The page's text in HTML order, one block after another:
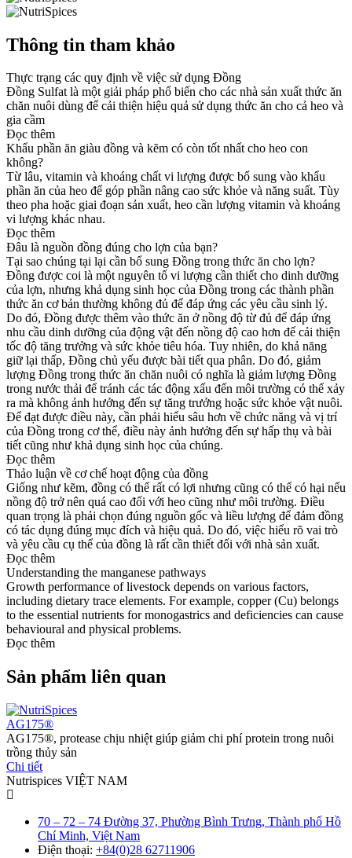
Thông tin tham khảo
Thực trạng các quy định về việc sử dụng Đồng
Đồng Sulfat là một giải pháp phổ biến cho các nhà sản xuất thức ăn
chăn nuôi dùng để cải thiện hiệu quả sử dụng thức ăn cho cả heo và
gia cầm
Đọc thêm
Khẩu phần ăn giàu đồng và kẽm có còn tốt nhất cho heo con
không?
Từ lâu, vitamin và khoáng chất vi lượng được bổ sung vào khẩu
phần ăn của heo để góp phần nâng cao sức khỏe và năng suất. Tùy
theo pha hoặc giai đoạn sản xuất, heo cần lượng vitamin và khoáng
vi lượng khác nhau.
Đọc thêm
Đâu là nguồn đồng đúng cho lợn của bạn?
Tại sao chúng tại lại cần bổ sung Đồng trong thức ăn cho lợn?
Đồng được coi là một nguyên tố vi lượng cần thiết cho dinh dưỡng
của lợn, nhưng khả dụng sinh học của Đồng trong các thành phần
thức ăn cơ bản thường không đủ để đáp ứng các yêu cầu sinh lý.
Do đó, Đồng được thêm vào thức ăn ở nồng độ từ đủ để đáp ứng
nhu cầu dinh dưỡng của động vật đến nồng độ cao hơn để cải thiện
tốc độ tăng trưởng và sức khỏe tiêu hóa. Tuy nhiên, do khả năng
giữ lại thấp, Đồng chủ yếu được bài tiết qua phân. Do đó, giảm
lượng Đồng trong thức ăn chăn nuôi có nghĩa là giảm lượng Đồng
trong nước thải để tránh các tác động xấu đến môi trường có thể xảy
ra mà không ảnh hưởng đến sự tăng trưởng hoặc sức khỏe vật nuôi.
Để đạt được điều này, cần phải hiểu sâu hơn về chức năng và vị trí
của Đồng trong cơ thể, điều này ảnh hưởng đến sự hấp thụ và bài
tiết cũng như khả dụng sinh học của chúng.
Đọc thêm
Thảo luận về cơ chế hoạt động của đồng
Giống như kẽm, đồng có thể rất có lợi nhưng cũng có thể có hại nếu
nồng độ trở nên quá cao đối với heo cũng như môi trường. Điều
quan trọng là phải chọn đúng nguồn gốc và liều lượng để đảm đồng
có tác dụng đúng mục đích và hiệu quả. Do đó, việc hiểu rõ vai trò
và yêu cầu cụ thể của đồng là rất cần thiết đối với nhà sản xuất.
Đọc thêm
Understanding the manganese pathways
Growth performance of livestock depends on various factors,
including dietary trace elements. For example, copper (Cu) belongs
to the essential nutrients for monogastrics and deficiencies can cause
behavioural and physical problems.
Đọc thêm
Sản phẩm liên quan
AG175®
AG175®, protease chịu nhiệt giúp giảm chi phí protein trong nuôi
trồng thủy sản
Chi tiết
Nutrispices VIỆT NAM
70 – 72 – 74 Đường 37, Phường Bình Trưng, Thành phố Hồ
Chí Minh, Việt Nam
Điện thoại: +84(0)28 62711906